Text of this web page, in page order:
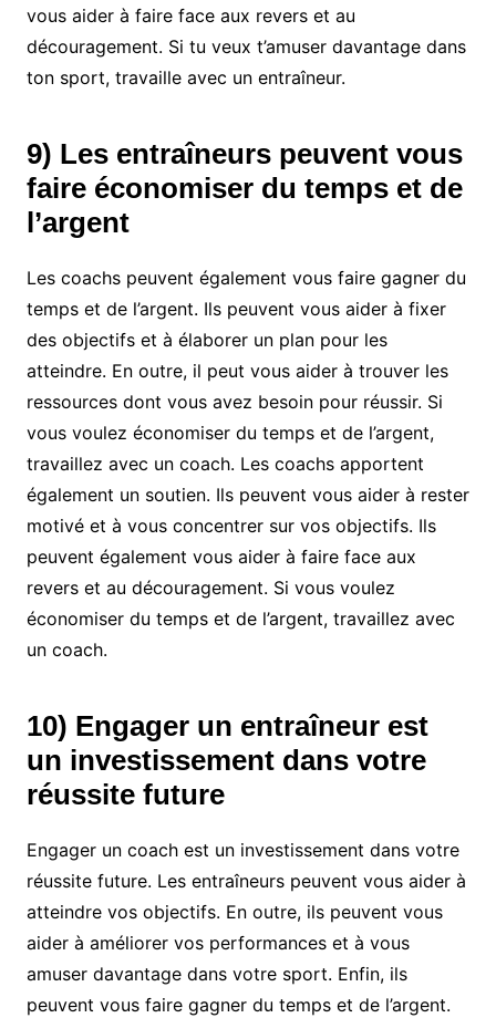
vous aider à faire face aux revers et au
découragement. Si tu veux t’amuser davantage dans
ton sport, travaille avec un entraîneur.
9) Les entraîneurs peuvent vous
faire économiser du temps et de
l’argent
Les coachs peuvent également vous faire gagner du
temps et de l’argent. Ils peuvent vous aider à fixer
des objectifs et à élaborer un plan pour les
atteindre. En outre, il peut vous aider à trouver les
ressources dont vous avez besoin pour réussir. Si
vous voulez économiser du temps et de l’argent,
travaillez avec un coach. Les coachs apportent
également un soutien. Ils peuvent vous aider à rester
motivé et à vous concentrer sur vos objectifs. Ils
peuvent également vous aider à faire face aux
revers et au découragement. Si vous voulez
économiser du temps et de l’argent, travaillez avec
un coach.
10) Engager un entraîneur est
un investissement dans votre
réussite future
Engager un coach est un investissement dans votre
réussite future. Les entraîneurs peuvent vous aider à
atteindre vos objectifs. En outre, ils peuvent vous
aider à améliorer vos performances et à vous
amuser davantage dans votre sport. Enfin, ils
peuvent vous faire gagner du temps et de l’argent.